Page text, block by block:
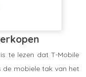
te lezen dat T-Mobile
de mobiele tak van het